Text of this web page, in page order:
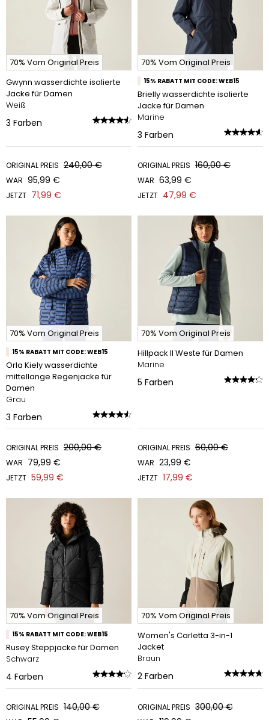
70% Vom Original Preis
Gwynn wasserdichte isolierte
Jacke für Damen
Weiß
3 Farben
ORIGINAL PREIS 240,00 €
WAR 95,99 €
JETZT 71,99 €
70% Vom Original Preis
15% RABATT MIT CODE: WEB15
Brielly wasserdichte isolierte
Jacke für Damen
Marine
3 Farben
ORIGINAL PREIS 160,00 €
WAR 63,99 €
JETZT 47,99 €
70% Vom Original Preis
15% RABATT MIT CODE: WEB15
Orla Kiely wasserdichte
mittellange Regenjacke für
Damen
Grau
3 Farben
ORIGINAL PREIS 200,00 €
WAR 79,99 €
JETZT 59,99 €
70% Vom Original Preis
Hillpack II Weste für Damen
Marine
5 Farben
ORIGINAL PREIS 60,00 €
WAR 23,99 €
JETZT 17,99 €
70% Vom Original Preis
15% RABATT MIT CODE: WEB15
Rusey Steppjacke für Damen
Schwarz
4 Farben
ORIGINAL PREIS 140,00 €
70% Vom Original Preis
Women's Carletta 3-in-1
Jacket
Braun
2 Farben
ORIGINAL PREIS 300,00 €